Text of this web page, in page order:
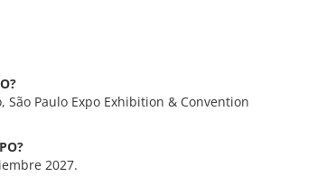
São Paulo Expo Exhibition & Convention
2027.